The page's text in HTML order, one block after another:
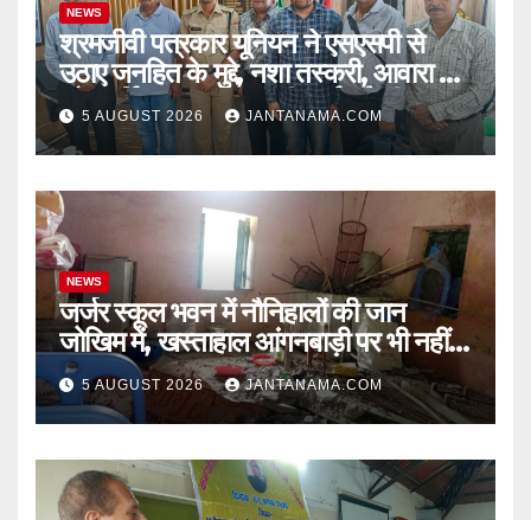
NEWS
श्रमजीवी पत्रकार यूनियन ने एसएसपी से
उठाए जनहित के मुद्दे, नशा तस्करी, आवारा पशु
और पार्किंग व्यवस्था पर की कार्रवाई की मांग
5 AUGUST 2026 JANTANAMA.COM
NEWS
जर्जर स्कूल भवन में नौनिहालों की जान
जोखिम में, खस्ताहाल आंगनबाड़ी पर भी नहीं
जागा प्रशासन
5 AUGUST 2026 JANTANAMA.COM